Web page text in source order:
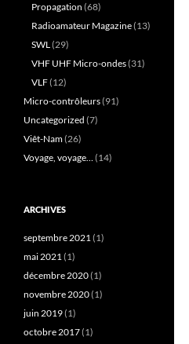
Propagation (68)
Radioamateur Magazine(13)
SWL(29)
VHF UHF Micro-ondes(31)
VLF(12)
Micro-contrôleurs(91)
Uncategorized (7)
Viêt-Nam(26)
Voyage, voyage…(14)
ARCHIVES
septembre 2021(1)
mai 2021(1)
décembre 2020(1)
novembre 2020(1)
juin 2019(1)
octobre 2017(1)